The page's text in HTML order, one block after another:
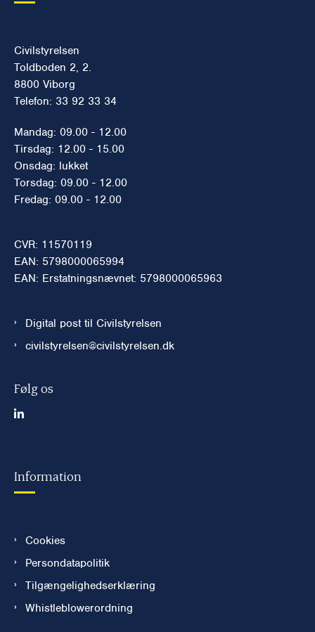
Civilstyrelsen
Toldboden 2, 2.
8800 Viborg
Telefon: 33 92 33 34
Mandag: 09.00 - 12.00
Tirsdag: 12.00 - 15.00
Onsdag: lukket
Torsdag: 09.00 - 12.00
Fredag: 09.00 - 12.00
CVR: 11570119
EAN: 5798000065994
EAN: Erstatningsnævnet: 5798000065963
Digital post til Civilstyrelsen
civilstyrelsen@civilstyrelsen.dk
Følg os
Information
Cookies
Persondatapolitik
Tilgængelighedserklæring
Whistleblowerordning